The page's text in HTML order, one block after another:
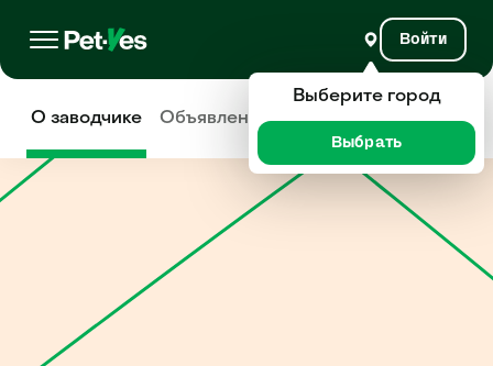
Войти
О заводчике Объявления Отзывы
Выберите город
Выбрать